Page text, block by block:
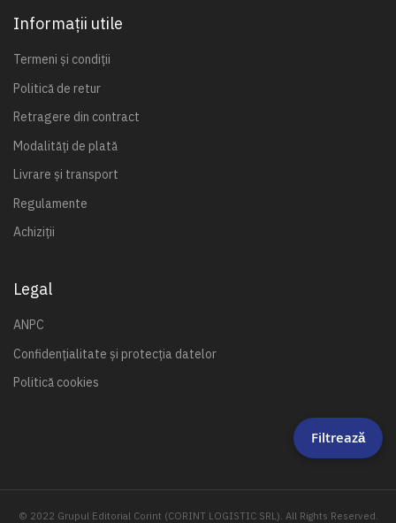
Informații utile
Termeni și condiții
Politică de retur
Retragere din contract
Modalități de plată
Livrare și transport
Regulamente
Achiziții
Legal
ANPC
Confidențialitate și protecția datelor
Politică cookies
© 2022 Grupul Editorial Corint (CORINT LOGISTIC SRL). All Rights Reserved.
Filtrează